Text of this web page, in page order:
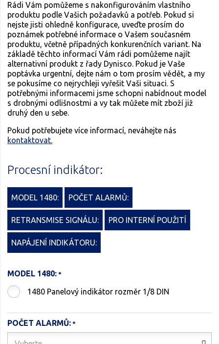
Rádi Vám pomůžeme s nakonfigurováním vlastního
produktu podle Vašich požadavků a potřeb. Pokud si
nejste jisti ohledně konfigurace, uveďte prosím do
poznámek potřebné informace o Vašem současném
produktu, včetně případných konkurenčních variant. Na
základě těchto informací Vám rádi pomůžeme najít
alternativní produkt z řady Dynisco. Pokud je Vaše
poptávka urgentní, dejte nám o tom prosím vědět, a my
se pokusíme co nejrychleji vyřešit Vaši situaci. S
potřebnými informacemi jsme schopni nabídnout model
s drobnými odlišnostmi a vy tak můžete mít zboží již
druhý den u sebe.
Pokud potřebujete více informací, neváhejte nás
kontaktovat.
Procesní indikátor:
MODEL 1480: POČET ALARMŮ:
RETRANSMISE SIGNÁLU: PRO INTERNÍ POUŽITÍ
NAPÁJENÍ INDIKÁTORU:
MODEL 1480:
1480 Panelový indikátor rozměr 1/8 DIN
POČET ALARMŮ: